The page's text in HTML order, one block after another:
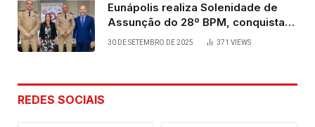
Eunápolis realiza Solenidade de
Assunção do 28º BPM, conquista
viabilizada por articulação política
30 DE SETEMBRO DE 2025 371 VIEWS
REDES SOCIAIS